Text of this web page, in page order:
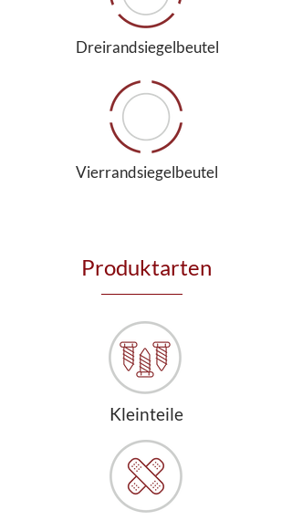
Dreirandsiegelbeutel
Vierrandsiegelbeutel
Produktarten
Kleinteile